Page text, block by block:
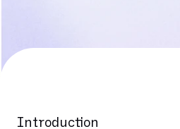
Introduction